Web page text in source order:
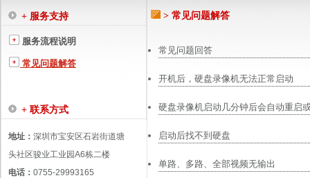
+ 服务支持
服务流程说明
常见问题解答
+ 联系方式
地址： 深圳市宝安区石岩街道塘
头社区骏业工业园A6栋二楼
电话： 0755-29993165
> 常见问题解答
常见问题回答
开机后，硬盘录像机无法正常启动
硬盘录像机启动几分钟后会自动重启
启动后找不到硬盘
单路、多路、全部视频无输出